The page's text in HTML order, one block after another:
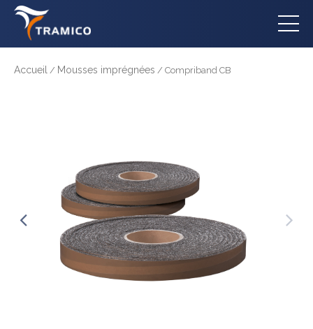
Accueil / Mousses imprégnées / Compriband CB